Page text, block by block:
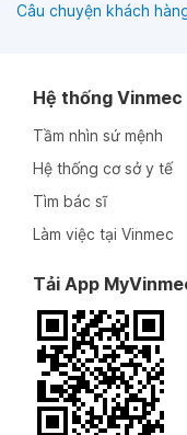
Câu chuyện khách
Hệ thống Vinmec
Tầm nhìn sứ mệnh
Hệ thống cơ sở y tế
Tìm bác sĩ
Làm việc tại Vinmec
Tải App